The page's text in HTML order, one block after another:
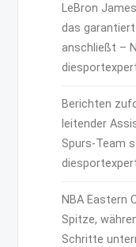
LeBron
das
anschließt –
Berichten
leitender
Spurs-Team
NBA Eastern
Spitze,
Schritte